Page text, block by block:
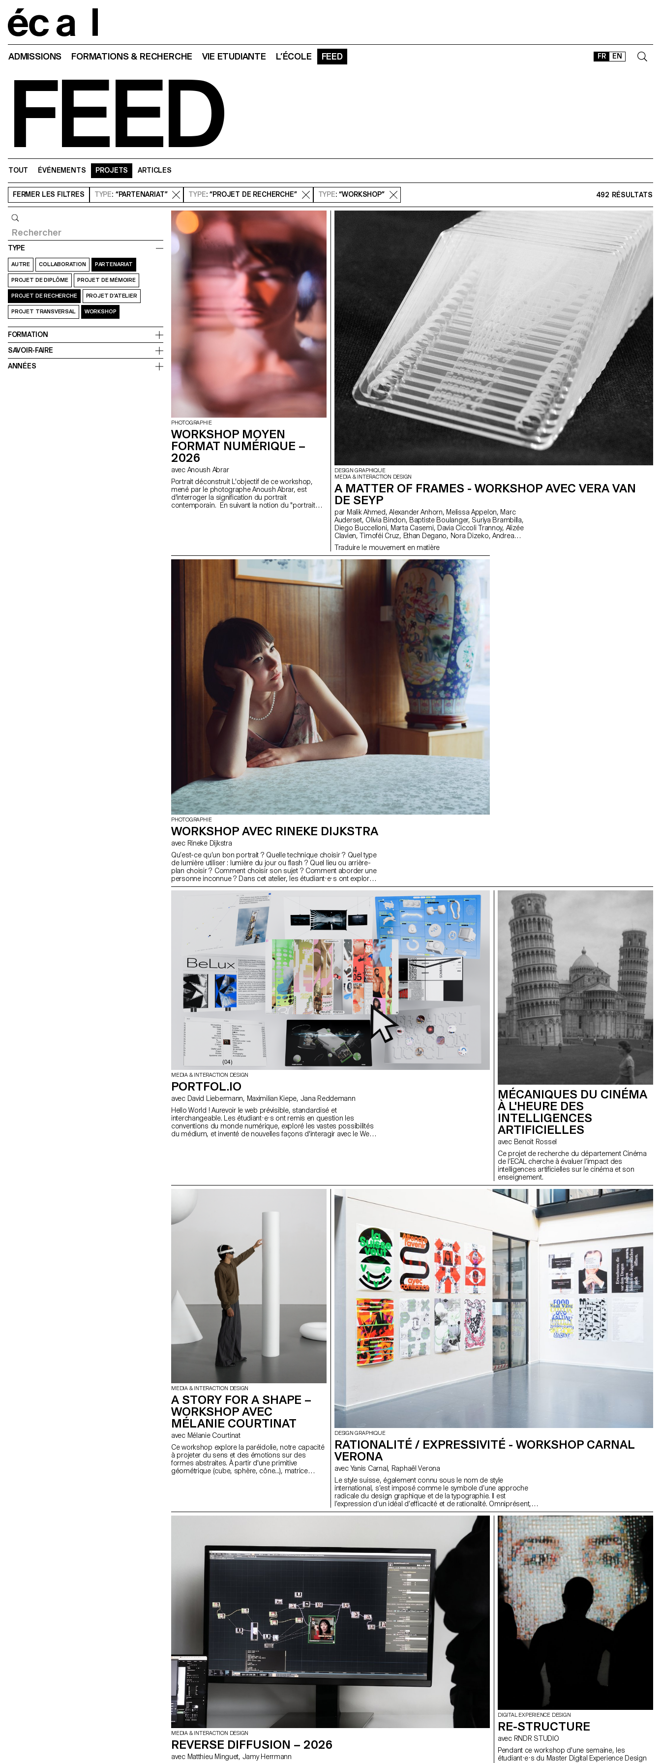
FR EN
ADMISSIONS FORMATIONS & RECHERCHE VIE ETUDIANTE L’ÉCOLE FEED
FEED
TOUT ÉVÉNEMENTS PROJETS ARTICLES
FERMER LES FILTRES TYPE: “PARTENARIAT” TYPE: “PROJET DE RECHERCHE” TYPE: “WORKSHOP” 492 RÉSULTATS
TYPE
AUTRE COLLABORATION PARTENARIAT
PROJET DE DIPLÔME PROJET DE MÉMOIRE
PROJET DE RECHERCHE PROJET D’ATELIER
PROJET TRANSVERSAL WORKSHOP
FORMATION
SAVOIR-FAIRE
ANNÉES
PHOTOGRAPHIE
WORKSHOP MOYEN
FORMAT NUMÉRIQUE –
2026
avec Anoush Abrar
Portrait déconstruit L'objectif de ce workshop,
mené par le photographe Anoush Abrar, est
d'interroger la signification du portrait
contemporain. En suivant la notion du "portrait
DESIGN GRAPHIQUE
MEDIA & INTERACTION DESIGN
A MATTER OF FRAMES - WORKSHOP AVEC VERA VAN
DE SEYP
par Malik Ahmed, Alexander Anhorn, Melissa Appelon, Marc
Auderset, Olivia Bindon, Baptiste Boulanger, Suriya Brambilla,
Diego Buccelloni, Marta Casemi, Davia Ciccoli Trannoy, Alizée
Clavien, Timoféi Cruz, Ethan Degano, Nora Dizeko, Andrea
Domínguez Formet, Mathias Dugenne, Mathias Gelin, Tanguy
Genier, Lila Gomez Gaillet, Juliana Granato, Xenia Grange,
Bérangère Gremion, Helena Hell, Rocio Hernandez, Salomé
Pardo Pariente, Zachary Ramelet, Gabrielle Richard, Théo Rizzo,
Alessia Rollini, Malcolm Semedo Barreto, Anastassia Siebold,
Philippe Strässle Zuniga, Baptiste Sultana, Luna Tavernier, Margaux
Traduire le mouvement en matière
PHOTOGRAPHIE
WORKSHOP AVEC RINEKE DIJKSTRA
avec Rineke Dijkstra
Qu’est-ce qu’un bon portrait ? Quelle technique choisir ? Quel type
de lumière utiliser : lumière du jour ou flash ? Quel lieu ou arrière-
plan choisir ? Comment choisir son sujet ? Comment aborder une
personne inconnue ? Dans cet atelier, les étudiant·e·s ont exploré
ce qui fait la qualité d’un bon portrait ainsi que les outils permettant
MEDIA & INTERACTION DESIGN
PORTFOL.IO
avec David Liebermann, Maximilian Kiepe, Jana Reddemann
Hello World ! Aurevoir le web prévisible, standardisé et
interchangeable. Les étudiant·e·s ont remis en question les
conventions du monde numérique, exploré les vastes possibilités
du médium, et inventé de nouvelles façons d'interagir avec le Web.
MÉCANIQUES DU CINÉMA
À L'HEURE DES
INTELLIGENCES
ARTIFICIELLES
avec Benoit Rossel
Ce projet de recherche du département Cinéma
de l’ECAL cherche à évaluer l’impact des
intelligences artificielles sur le cinéma et son
enseignement.
MEDIA & INTERACTION DESIGN
A STORY FOR A SHAPE –
WORKSHOP AVEC
MÉLANIE COURTINAT
avec Mélanie Courtinat
Ce workshop explore la paréidolie, notre capacité
à projeter du sens et des émotions sur des
formes abstraites. À partir d'une primitive
géométrique (cube, sphère, cône...), matrice
physique et un environnement Unreal Engine, le
projet transforme ces objets fixes en supports
DESIGN GRAPHIQUE
RATIONALITÉ / EXPRESSIVITÉ - WORKSHOP CARNAL
VERONA
avec Yanis Carnal, Raphaël Verona
Le style suisse, également connu sous le nom de style
international, s’est imposé comme le symbole d’une approche
radicale du design graphique et de la typographie. Il est
l’expression d’un idéal d’efficacité et de rationalité. Omniprésent,
plus d’un demi-siècle après son apparition, a-t-il toujours la
même pertinence aujourd’hui ? Quelle est son influence sur nos
imaginaires et sur notre pratique ? La Suisse n’a-t-elle pas
d’autres facettes à travers lesquelles communiquer et quels
pourraient être les nouveaux langages graphiques et
typographiques pour les représenter ?
MEDIA & INTERACTION DESIGN
REVERSE DIFFUSION – 2026
avec Matthieu Minguet, Jamy Herrmann
DIGITAL EXPERIENCE DESIGN
RE-STRUCTURE
avec RNDR STUDIO
Pendant ce workshop d'une semaine, les
étudiant·e·s du Master Digital Experience Design